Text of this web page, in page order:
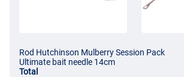
Rod Hutchinson Mulberry Session Pack
Ultimate bait needle 14cm
Total